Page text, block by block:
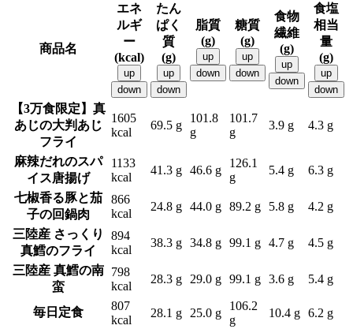
商品名
エネ
ルギ
ー
(kcal)
up
down
たん
ぱく
質
(g)
up
down
脂質
(g)
up
down
糖質
(g)
up
down
食物
繊維
(g)
up
down
食塩
相当
量
(g)
up
down
【3万食限定】真
あじの大判あじ
フライ
1605
kcal
69.5 g
101.8
g
101.7
g
3.9 g 4.3 g
麻辣だれのスパ
イス唐揚げ
1133
kcal
41.3 g 46.6 g
126.1
g
5.4 g 6.3 g
七椒香る豚と茄
子の回鍋肉
866
kcal
24.8 g 44.0 g 89.2 g 5.8 g 4.2 g
三陸産 さっくり
真鱈のフライ
894
kcal
38.3 g 34.8 g 99.1 g 4.7 g 4.5 g
三陸産 真鱈の南
蛮
798
kcal
28.3 g 29.0 g 99.1 g 3.6 g 5.4 g
毎日定食
807
kcal
28.1 g 25.0 g
106.2
g
10.4 g 6.2 g